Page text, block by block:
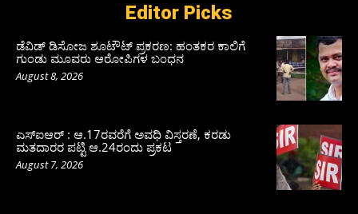
Editor Picks
ಡೆವಿಡ್ ಡಿಸೋಜ ಶೂಟೌಟ್ ಪ್ರಕರಣ: ಹಂತಕರ ಕಾಲಿಗೆ
ಗುಂಡು ಮೂವರು ಆರೋಪಿಗಳ ಬಂಧನ
August 8, 2026
ಎಸ್‌ಐಆರ್‌ : ಆ.17ರವರೆಗೆ ಅವಧಿ ವಿಸ್ತರಣೆ, ಕರಡು
ಮತದಾರರ ಪಟ್ಟಿ ಆ.24ರಂದು ಪ್ರಕಟ
August 7, 2026